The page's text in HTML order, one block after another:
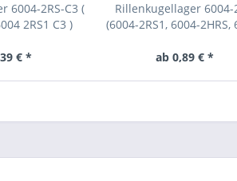
6004-2RS-C3 (
2RS1 C3 )
€ *
Rillenkugellager 6004-
(6004-2RS1, 6004-2HRS,
ab 0,89 € *